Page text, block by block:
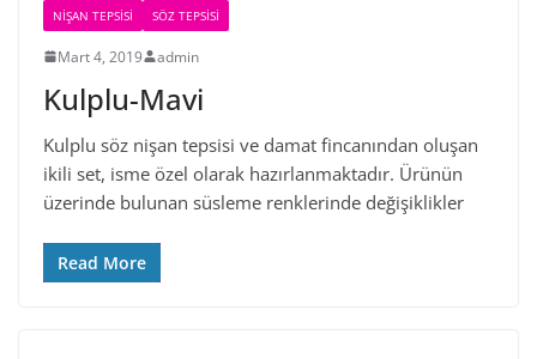
NIŞAN TEPSISI SÖZ TEPSISI
Mart 4, 2019 admin
Kulplu-Mavi
Kulplu söz nişan tepsisi ve damat fincanından oluşan
ikili set, isme özel olarak hazırlanmaktadır. Ürünün
üzerinde bulunan süsleme renklerinde değişiklikler
Read More